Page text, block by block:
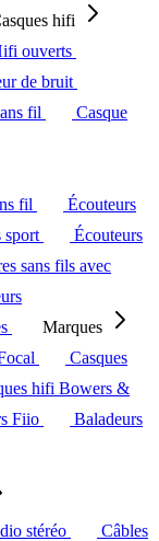
hifi
ouverts
de bruit
fil
Casque
fil
Écouteurs
sport
Écouteurs
sans fils avec
Marques
Casques
hifi Bowers &
Fiio
Baladeurs
stéréo
Câbles